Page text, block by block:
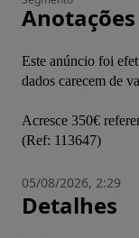
Anotações
Este anúncio foi
dados carecem de
Acresce 350€
(Ref: 113647)
05/08/2026, 2:29
Detalhes